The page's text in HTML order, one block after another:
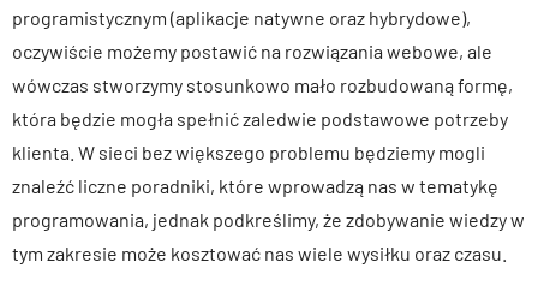
programistycznym (aplikacje natywne oraz hybrydowe),
oczywiście możemy postawić na rozwiązania webowe, ale
wówczas stworzymy stosunkowo mało rozbudowaną formę,
która będzie mogła spełnić zaledwie podstawowe potrzeby
klienta. W sieci bez większego problemu będziemy mogli
znaleźć liczne poradniki, które wprowadzą nas w tematykę
programowania, jednak podkreślimy, że zdobywanie wiedzy w
tym zakresie może kosztować nas wiele wysiłku oraz czasu.